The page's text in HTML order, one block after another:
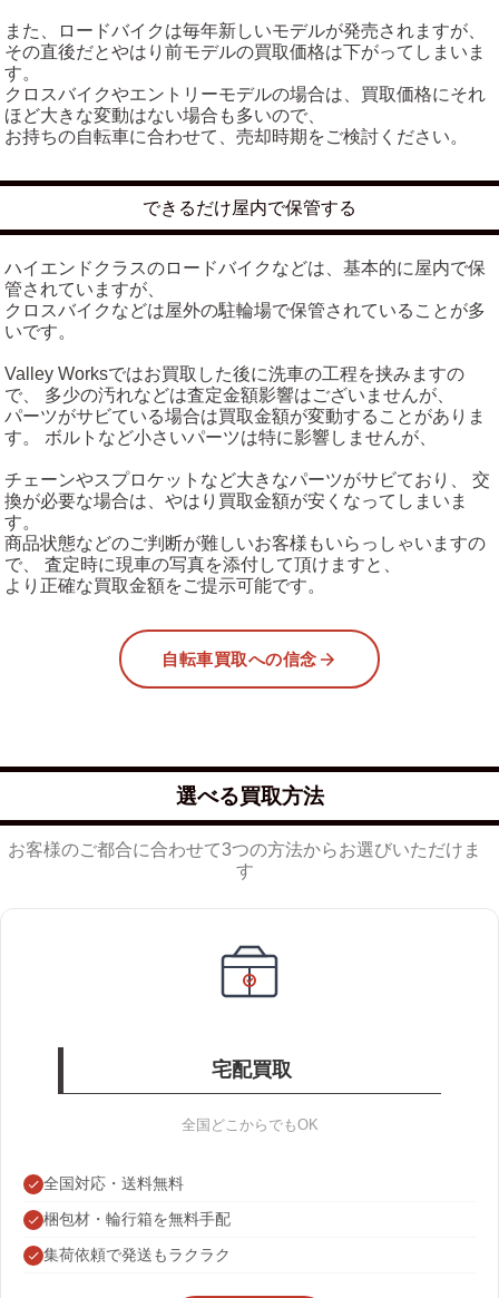
また、ロードバイクは毎年新しいモデルが発売されますが、
その直後だとやはり前モデルの買取価格は下がってしまいま
す。
クロスバイクやエントリーモデルの場合は、買取価格にそれ
ほど大きな変動はない場合も多いので、
お持ちの自転車に合わせて、売却時期をご検討ください。
できるだけ屋内で保管する
ハイエンドクラスのロードバイクなどは、基本的に屋内で保
管されていますが、
クロスバイクなどは屋外の駐輪場で保管されていることが多
いです。
Valley Worksではお買取した後に洗車の工程を挟みますの
で、 多少の汚れなどは査定金額影響はございませんが、
パーツがサビている場合は買取金額が変動することがありま
す。 ボルトなど小さいパーツは特に影響しませんが、
チェーンやスプロケットなど大きなパーツがサビており、 交
換が必要な場合は、やはり買取金額が安くなってしまいま
す。
商品状態などのご判断が難しいお客様もいらっしゃいますの
で、 査定時に現車の写真を添付して頂けますと、
より正確な買取金額をご提示可能です。
自転車買取への信念
選べる買取方法
お客様のご都合に合わせて3つの方法からお選びいただけま
す
宅配買取
全国どこからでもOK
全国対応・送料無料
梱包材・輪行箱を無料手配
集荷依頼で発送もラクラク